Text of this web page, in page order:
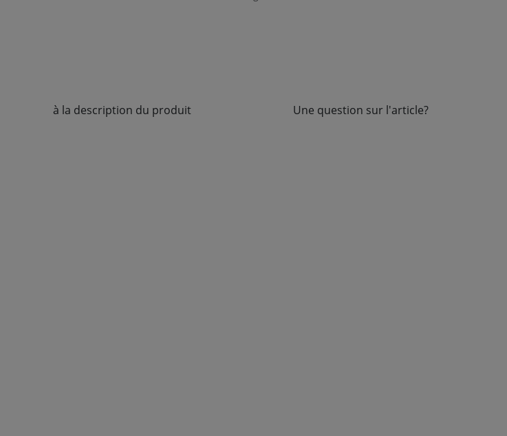
à la description du produit Une question sur l'article?